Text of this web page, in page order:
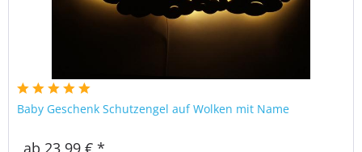
Baby Geschenk Schutzengel auf Wolken mit Name